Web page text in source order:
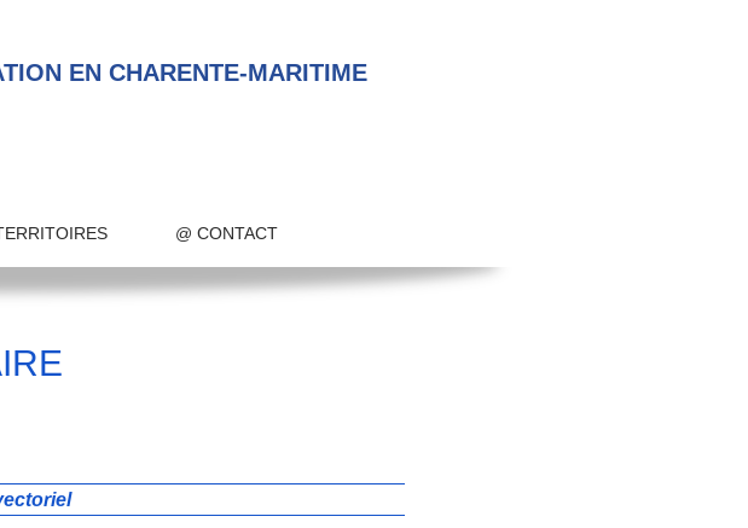
EN CHARENTE-MARITIME
@ CONTACT